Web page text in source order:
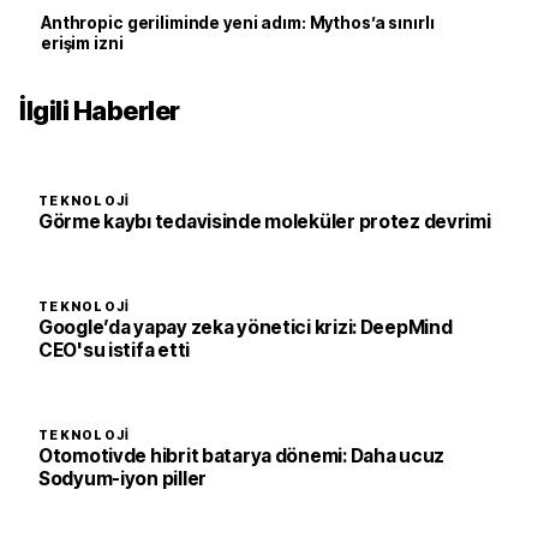
Anthropic geriliminde yeni adım: Mythos’a sınırlı
erişim izni
İlgili Haberler
TEKNOLOJI
Görme kaybı tedavisinde moleküler protez devrimi
TEKNOLOJI
Google’da yapay zeka yönetici krizi: DeepMind
CEO'su istifa etti
TEKNOLOJI
Otomotivde hibrit batarya dönemi: Daha ucuz
Sodyum-iyon piller